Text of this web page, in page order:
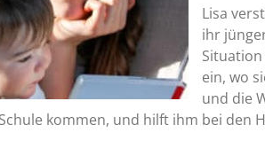
Lisa
ihr
ein, wo
und die
kommen, und hilft ihm bei den